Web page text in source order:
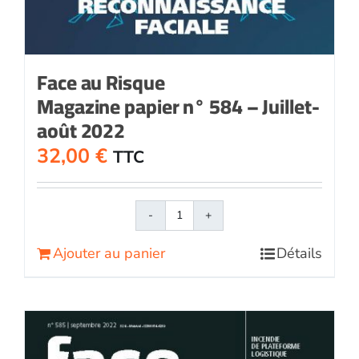
Face au Risque
Magazine papier n° 584 – Juillet-
août 2022
32,00 € TTC
quantité
papier
584
Ajouter au panier Détails